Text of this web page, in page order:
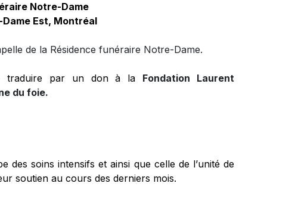
Notre-Dame
Est, Montréal
de la Résidence funéraire Notre-Dame.
traduire par un don à la Fondation Laurent
du foie.
des soins intensifs et ainsi que celle de l’unité de
soutien au cours des derniers mois.